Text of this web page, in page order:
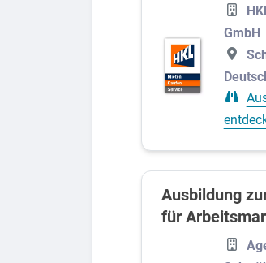
GmbH
Ausbildung
für